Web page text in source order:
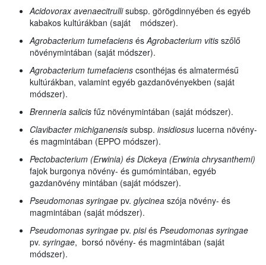
Acidovorax avenaecitrullisubsp. görögdinnyében és egyéb
kabakos kultúrákban (saját módszer).
Agrobacterium tumefaciens ésAgrobacterium vitis szőlő
növénymintában (saját módszer).
Agrobacterium tumefaciens csonthéjas és almatermésű
kultúrákban, valamint egyéb gazdanövényekben (saját
módszer).
Brenneria salicis fűz növénymintában (saját módszer).
Clavibacter michiganensis subsp. insidiosus lucerna növény-
és magmintában (EPPO módszer).
Pectobacterium (Erwinia) és Dickeya (Erwinia chrysanthemi)
fajok burgonya növény- és gumómintában, egyéb
gazdanövény mintában (saját módszer).
Pseudomonas syringae pv. glycinea szója növény- és
magmintában (saját módszer).
Pseudomonas syringae pv. pisiés Pseudomonas syringae
pv. syringae, borsó növény- és magmintában (saját
módszer).